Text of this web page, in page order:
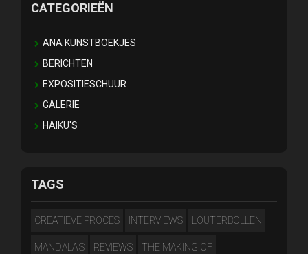
CATEGORIEËN
ANA KUNSTBOEKJES
BERICHTEN
EXPOSITIESCHUUR
GALERIE
HAIKU'S
TAGS
CREATIEVE PROCES INTERVIEWS LOUTERBOLLEN
MANDALA'S REVIEWS THE MAKING OF